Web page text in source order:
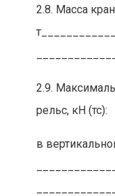
2.8. Масса
2.9.
рельс, кН (тс):
в